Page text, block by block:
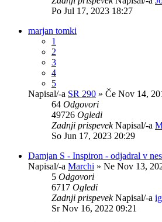
Po Jul 17, 2023 18:27
marjan tomki
1
2
3
4
5
Napisal/-a SR 290 » Če Nov 14,
64 Odgovori
49726 Ogledi
Zadnji prispevekNapisal/-a
So Jun 17, 2023 20:29
Damjan S - Inspiron - odjadral v
Napisal/-a Marchi » Ne Nov 13,
5 Odgovori
6717 Ogledi
Zadnji prispevekNapisal/-a
Sr Nov 16, 2022 09:21